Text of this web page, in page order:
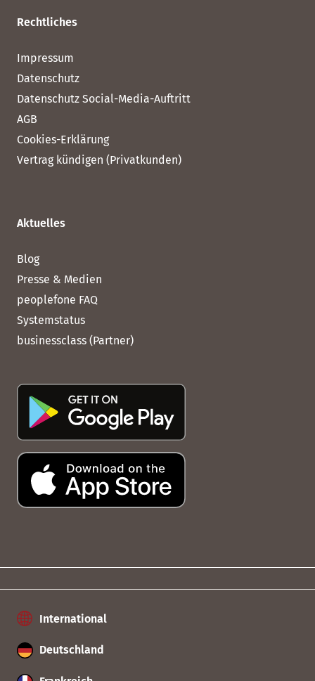
Rechtliches
Impressum
Datenschutz
Datenschutz Social-Media-Auftritt
AGB
Cookies-Erklärung
Vertrag kündigen (Privatkunden)
Aktuelles
Blog
Presse & Medien
peoplefone FAQ
Systemstatus
businessclass (Partner)
International
Deutschland